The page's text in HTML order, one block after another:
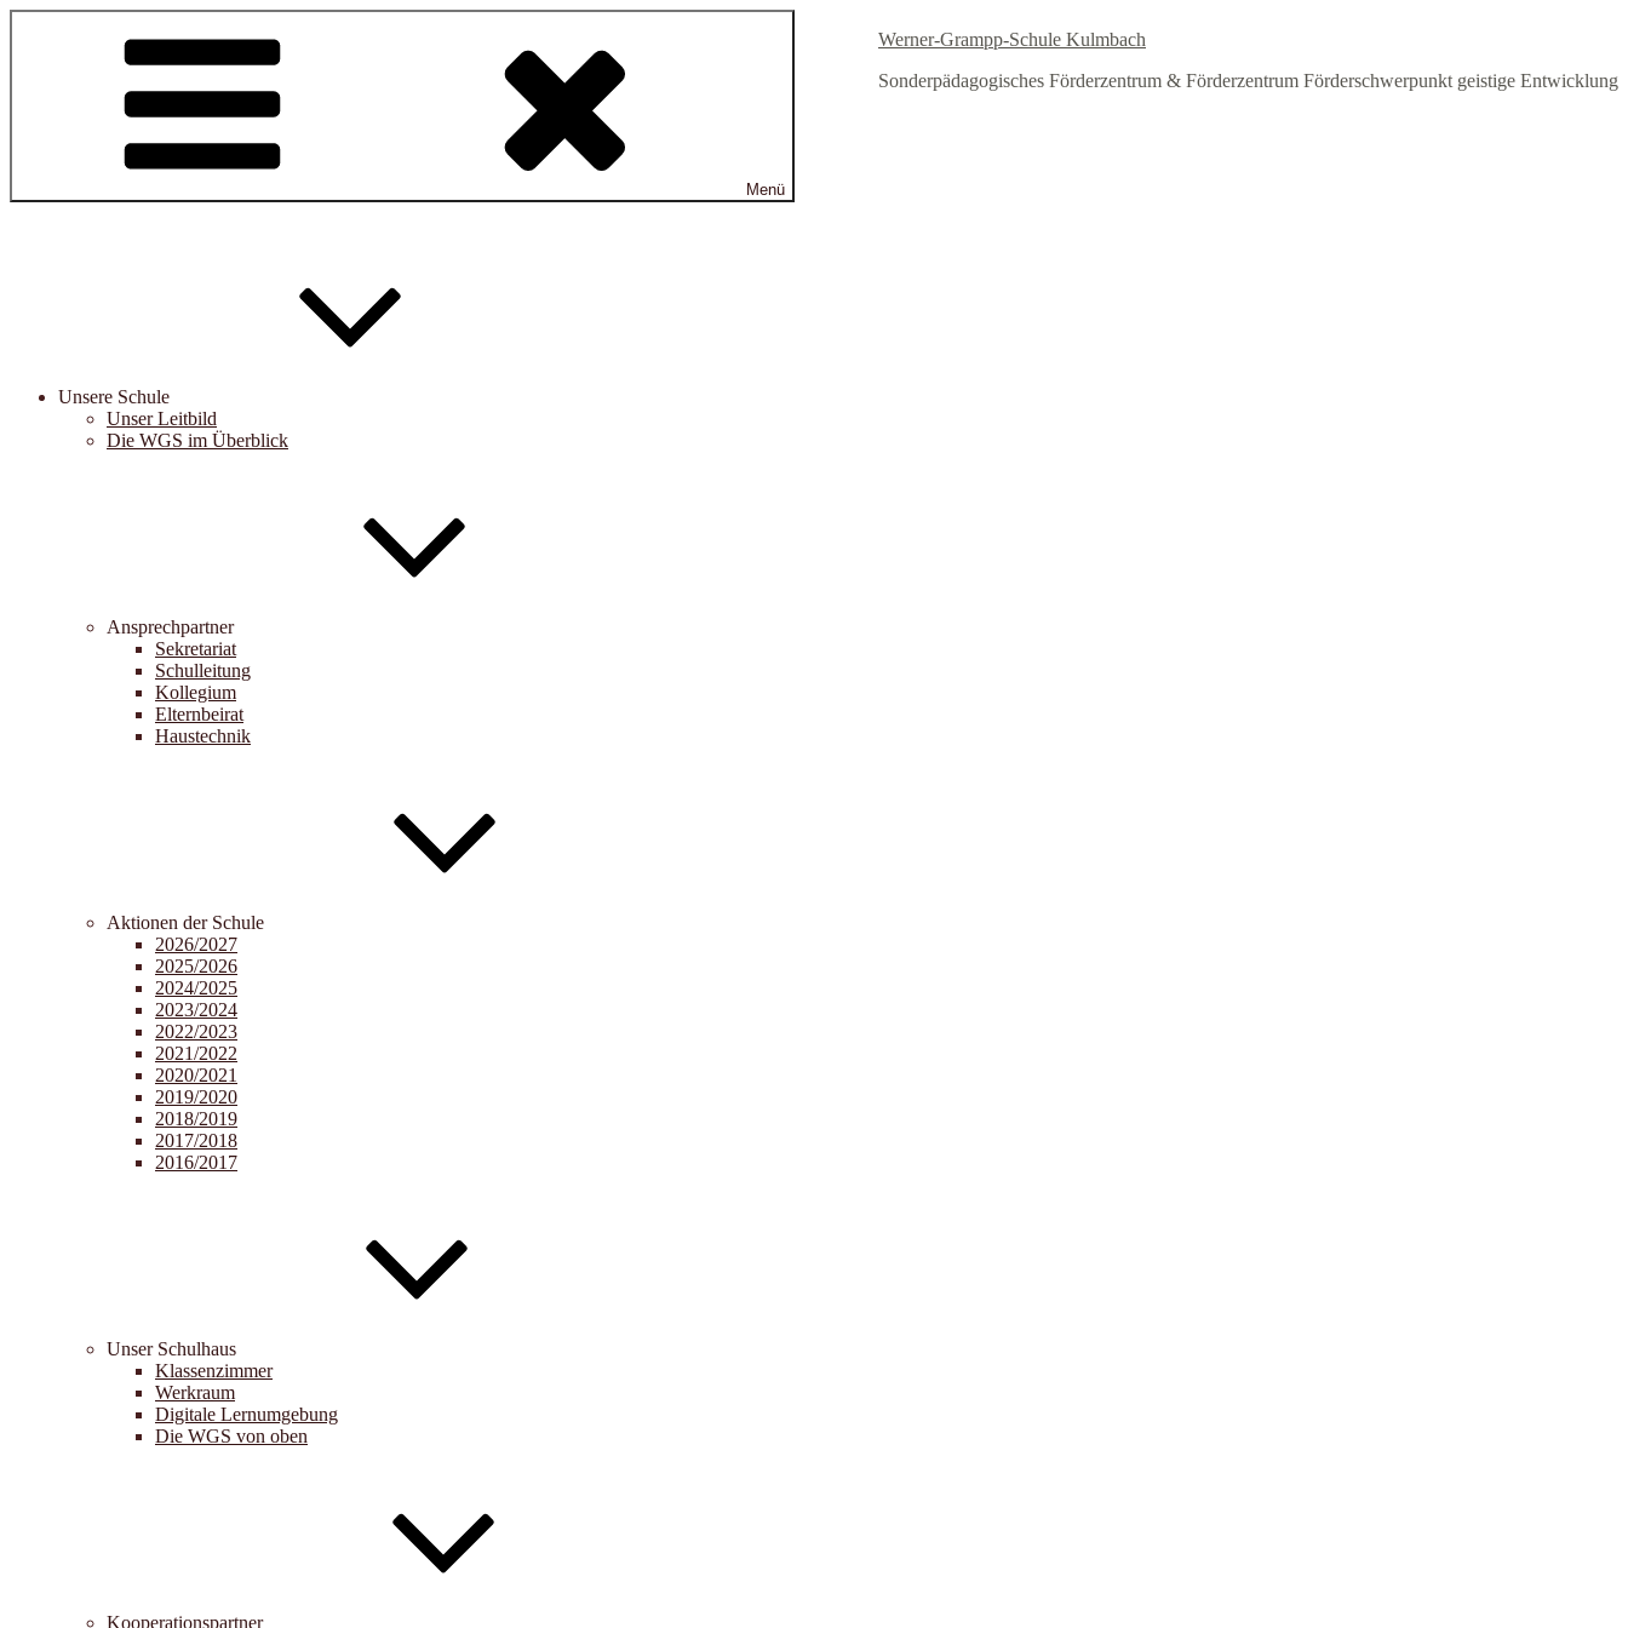
Zum
Werner-Grampp-Schule Kulmbach
Sonderpädagogisches Förderzentrum & Förderzentrum Förderschwerpunkt geistige Entwicklung
Menü
Unsere Schule
Unser Leitbild
Die WGS im Überblick
Ansprechpartner
Sekretariat
Schulleitung
Kollegium
Elternbeirat
Haustechnik
Aktionen der Schule
2026/2027
2025/2026
2024/2025
2023/2024
2022/2023
2021/2022
2020/2021
2019/2020
2018/2019
2017/2018
2016/2017
Unser Schulhaus
Klassenzimmer
Werkraum
Digitale Lernumgebung
Die WGS von oben
Kooperationspartner